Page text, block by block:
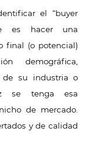
el “buyer
es hacer una
final (o potencial)
demográfica,
de su industria o
se tenga esa
de mercado.
y de calidad